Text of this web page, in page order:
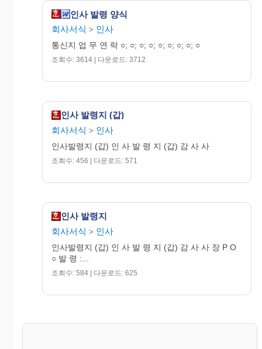
인사 발령 양식
회사서식 > 인사
통신지 업 무 연 락 ○; ○; ○; ○; ○; ○; ○; ○; ○
조회수: 3614 | 다운로드: 3712
인사 발령지 (갑)
회사서식 > 인사
인사발령지 (갑) 인 사 발 령 지 (갑) 감 사 사
조회수: 456 | 다운로드: 571
인사 발령지
회사서식 > 인사
인사발령지 (갑) 인 사 발 령 지 (갑) 감 사 사 장 P O
○ 발 령 :...
조회수: 584 | 다운로드: 625